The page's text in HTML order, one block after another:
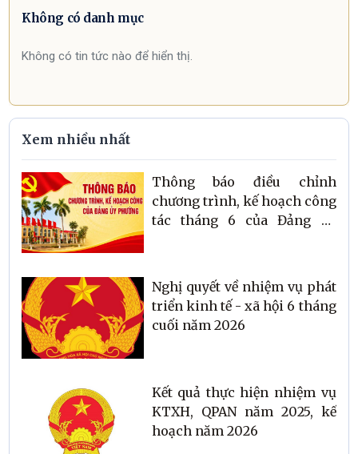
Không có danh mục
Không có tin tức nào để hiển thị.
Xem nhiều nhất
Thông báo điều chỉnh
chương trình, kế hoạch công
tác tháng 6 của Đảng ủy
Nghị quyết về nhiệm vụ phát
triển kinh tế - xã hội 6 tháng
cuối năm 2026
Kết quả thực hiện nhiệm vụ
KTXH, QPAN năm 2025, kế
hoạch năm 2026